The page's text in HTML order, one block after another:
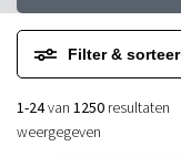
Filter & sorteer
1-24van 1250 resultaten
weergegeven